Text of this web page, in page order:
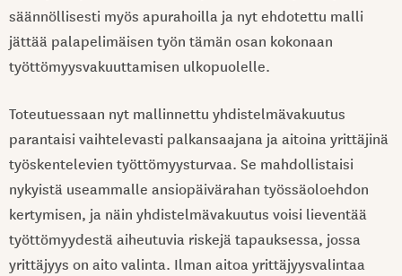
säännöllisesti myös apurahoilla ja nyt ehdotettu malli
jättää palapelimäisen työn tämän osan kokonaan
työttömyysvakuuttamisen ulkopuolelle.
Toteutuessaan nyt mallinnettu yhdistelmävakuutus
parantaisi vaihtelevasti palkansaajana ja aitoina yrittäjinä
työskentelevien työttömyysturvaa. Se mahdollistaisi
nykyistä useammalle ansiopäivärahan työssäoloehdon
kertymisen, ja näin yhdistelmävakuutus voisi lieventää
työttömyydestä aiheutuvia riskejä tapauksessa, jossa
yrittäjyys on aito valinta. Ilman aitoa yrittäjyysvalintaa